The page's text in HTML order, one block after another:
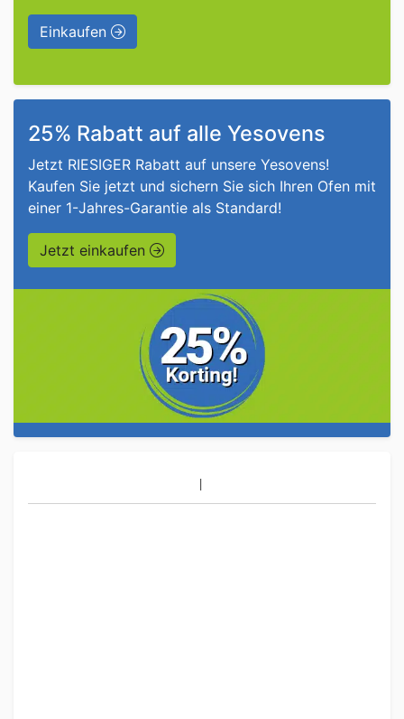
Einkaufen
25% Rabatt auf alle Yesovens
Jetzt RIESIGER Rabatt auf unsere Yesovens!
Kaufen Sie jetzt und sichern Sie sich Ihren Ofen mit
einer 1-Jahres-Garantie als Standard!
Jetzt einkaufen